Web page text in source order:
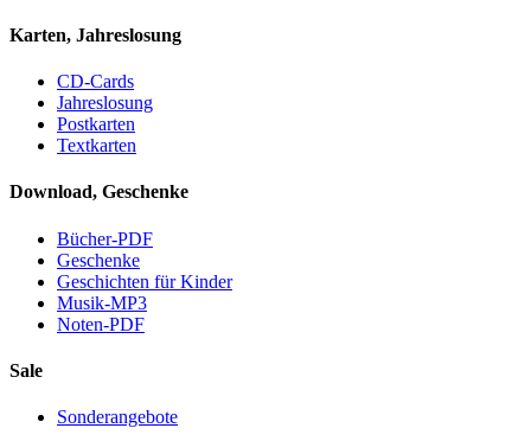
Karten, Jahreslosung
CD-Cards
Jahreslosung
Postkarten
Textkarten
Download, Geschenke
Bücher-PDF
Geschenke
Geschichten für Kinder
Musik-MP3
Noten-PDF
Sale
Sonderangebote